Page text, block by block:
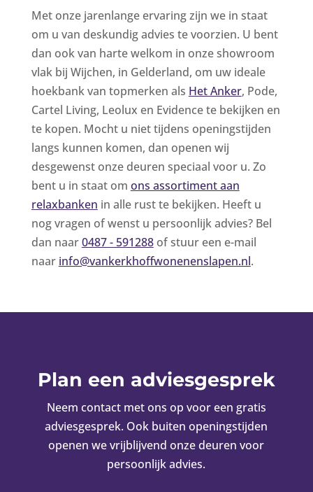
Met onze jarenlange ervaring zijn we in staat
om u van deskundig advies te voorzien. U bent
dan ook van harte welkom in onze showroom
vlak bij Wijchen, in Gelderland, om uw ideale
hoekbank van topmerken als Het Anker, Pode,
Cartel Living, Leolux en Evidence te bekijken en
te kopen. Mocht u niet tijdens openingstijden
langs kunnen komen, dan openen wij
desgewenst onze deuren speciaal voor u. Zo
bent u in staat om ons assortiment aan
relaxbanken in alle rust te bekijken. Heeft u
nog vragen of wenst u persoonlijk advies? Bel
dan naar0487 - 591288of stuur een e-mail
naar info@vankerkhoffwonenenslapen.nl.
Plan een adviesgesprek
Neem contact met ons op voor een gratis
adviesgesprek. Ook buiten openingstijden
openen we vrijblijvend onze deuren voor
persoonlijk advies.